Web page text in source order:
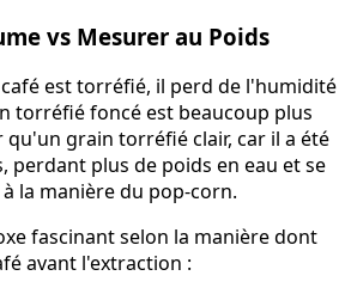
vs Mesurer au Poids
est torréfié, il perd de l'humidité
torréfié foncé est beaucoup plus
grain torréfié clair, car il a été
perdant plus de poids en eau et se
la manière du pop-corn.
fascinant selon la manière dont
avant l'extraction :